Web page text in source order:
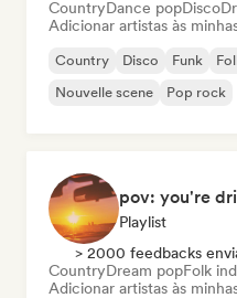
CountryDance popDisco
Adicionar artistas às
Country Disco Funk
Nouvelle scene
Pop rock
Playlist
> 2000 feedbacks
CountryDream popFolk
Adicionar artistas às